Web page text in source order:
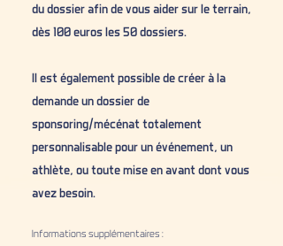
du dossier afin de vous aider sur le terrain,
dès 100 euros les 50 dossiers.
Il est également possible de créer à la
demande un dossier de
sponsoring/mécénat totalement
personnalisable pour un événement, un
athlète, ou toute mise en avant dont vous
avez besoin.
Informations supplémentaires :